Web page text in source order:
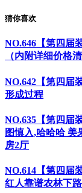
猜你喜欢
NO.646【第四届
（内附详细价格清
NO.642【第四届
形成过程
NO.635【第四届
图慎入,哈哈哈 美
房2厅
NO.614【第四届
红人靠谱农林下